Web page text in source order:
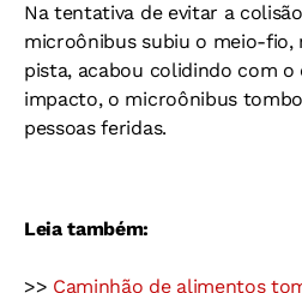
Na tentativa de evitar a
microônibus subiu o meio-fio,
pista, acabou colidindo com o
impacto, o microônibus
pessoas feridas.
Leia também:
>> Caminhão de alimentos